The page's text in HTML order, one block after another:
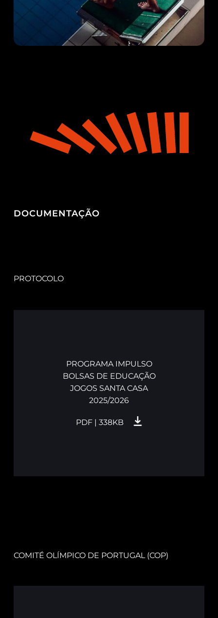
DOCUMENTAÇÃO
PROTOCOLO
PROGRAMA IMPULSO
BOLSAS DE EDUCAÇÃO
JOGOS SANTA CASA
2025/2026
PDF | 338KB
COMITÉ OLÍMPICO DE PORTUGAL (COP)